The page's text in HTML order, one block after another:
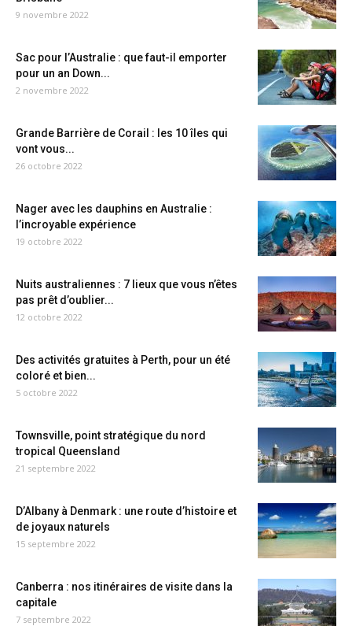
9 novembre 2022
Sac pour l’Australie : que faut-il emporter
pour un an Down...
2 novembre 2022
Grande Barrière de Corail : les 10 îles qui
vont vous...
26 octobre 2022
Nager avec les dauphins en Australie :
l’incroyable expérience
19 octobre 2022
Nuits australiennes : 7 lieux que vous n’êtes
pas prêt d’oublier...
12 octobre 2022
Des activités gratuites à Perth, pour un été
coloré et bien...
5 octobre 2022
Townsville, point stratégique du nord
tropical Queensland
21 septembre 2022
D’Albany à Denmark : une route d’histoire et
de joyaux naturels
15 septembre 2022
Canberra : nos itinéraires de visite dans la
capitale
7 septembre 2022